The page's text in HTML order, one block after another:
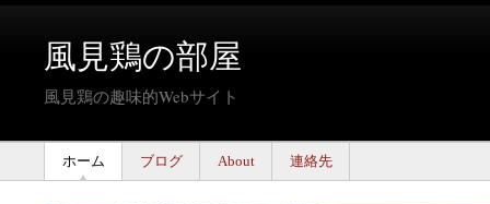
風見鶏の部屋
風見鶏の趣味的Webサイト
ホーム ブログ About 連絡先